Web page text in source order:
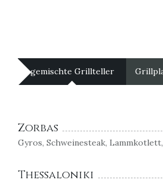
gemischte Grillteller
Zorbas
Gyros, Schweinesteak,
Thessaloniki